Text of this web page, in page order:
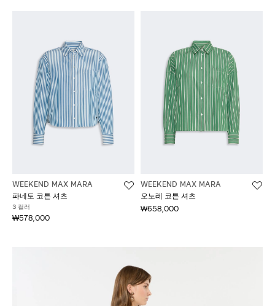
WEEKEND MAX MARA
파네토 코튼 셔츠
3 컬러
₩578,000
WEEKEND MAX MARA
오노레 코튼 셔츠
₩658,000